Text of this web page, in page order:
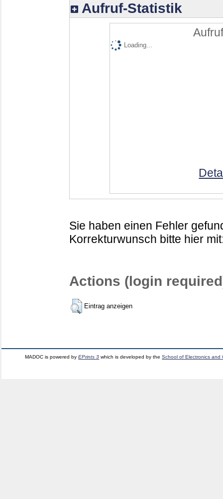
Aufruf-Statistik
Loading...
Sie haben einen Fehler
Korrekturwunsch bitte hier
Actions (login
Eintrag anzeigen
MADOC is powered byEPrints 3 which is developed by theSchool of Electronics and